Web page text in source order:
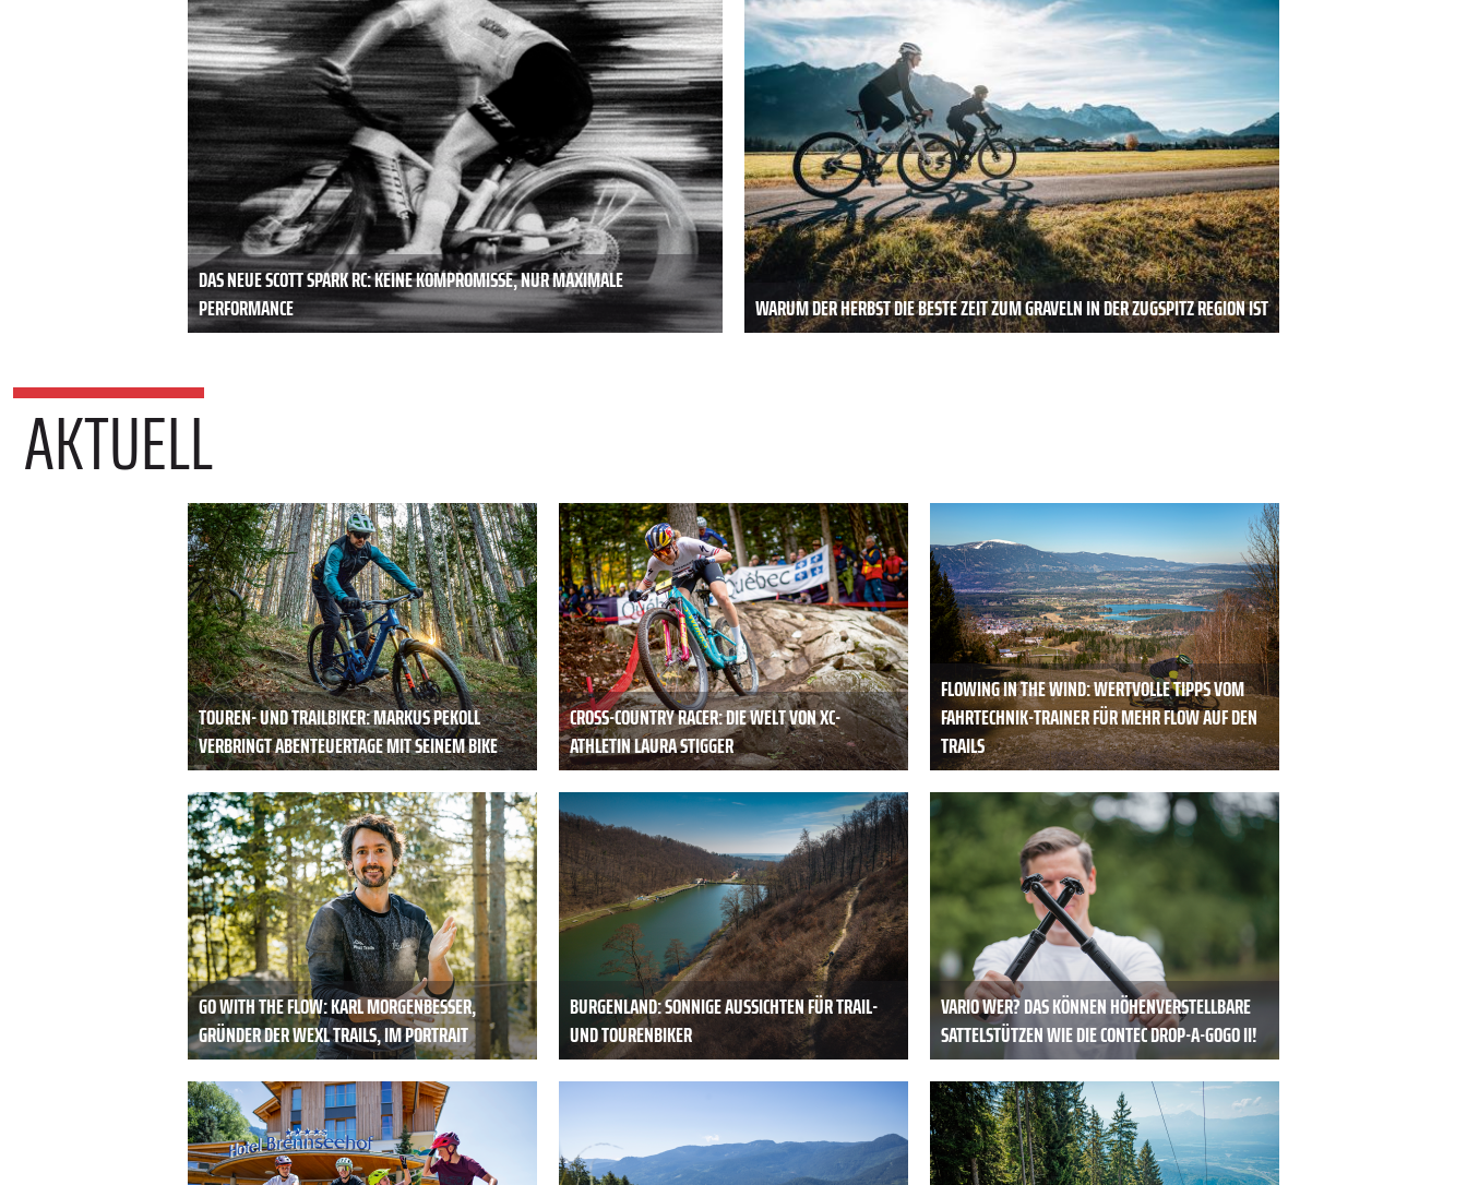
DAS NEUE SCOTT SPARK RC: KEINE KOMPROMISSE, NUR MAXIMALE
PERFORMANCE
WARUM DER HERBST DIE BESTE ZEIT ZUM GRAVELN IN DER ZUGSPITZ REGION IST
AKTUELL
TOUREN- UND TRAILBIKER: MARKUS PEKOLL
VERBRINGT ABENTEUERTAGE MIT SEINEM BIKE
CROSS-COUNTRY RACER: DIE WELT VON XC-
ATHLETIN LAURA STIGGER
FLOWING IN THE WIND: WERTVOLLE TIPPS VOM
FAHRTECHNIK-TRAINER FÜR MEHR FLOW AUF DEN
TRAILS
GO WITH THE FLOW: KARL MORGENBESSER,
GRÜNDER DER WEXL TRAILS, IM PORTRAIT
BURGENLAND: SONNIGE AUSSICHTEN FÜR TRAIL-
UND TOURENBIKER
VARIO WER? DAS KÖNNEN HÖHENVERSTELLBARE
SATTELSTÜTZEN WIE DIE CONTEC DROP-A-GOGO II!